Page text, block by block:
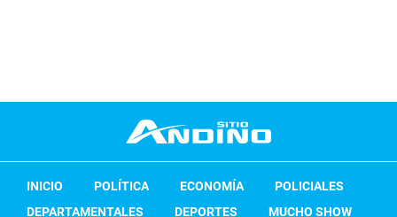
INICIO POLÍTICA ECONOMÍA
POLICIALES
DEPARTAMENTALES
DEPORTES MUCHO SHOW